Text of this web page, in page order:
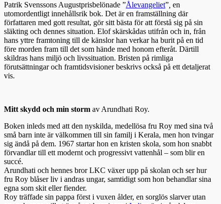
Patrik Svenssons Augustprisbelönade ”Ålevangeliet” en
utomordentligt innehållsrik bok. Det är en framställning där
författaren med gott resultat, gör sitt bästa för att förstå sig på sin
släkting och dennes situation. Elof skärskådas utifrån och in, från
hans yttre framtoning till de känslor han verkar ha burit på en tid
före morden fram till det som hände med honom efteråt. Därtill
skildras hans miljö och livssituation. Bristen på rimliga
förutsättningar och framtidsvisioner beskrivs också på ett detaljerat
vis.
Mitt skydd och min storm av Arundhati Roy.
Boken inleds med att den nyskilda, medellösa fru Roy med sina två
små barn inte är välkommen till sin familj i Kerala, men hon tvingar
sig ändå på dem. 1967 startar hon en kristen skola, som hon snabbt
förvandlar till ett modernt och progressivt vattenhål – som blir en
succé.
Arundhati och hennes bror LKC växer upp på skolan och ser hur
fru Roy blåser liv i andras ungar, samtidigt som hon behandlar sina
egna som skit eller fiender.
Roy träffade sin pappa först i vuxen ålder, en sorglös slarver utan